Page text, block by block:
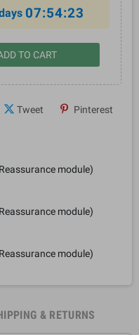
07:54:22
TO CART
Tweet Pinterest
module)
module)
module)
& RETURNS